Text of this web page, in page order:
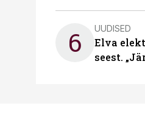
6 UUDISED
Elva
seest.